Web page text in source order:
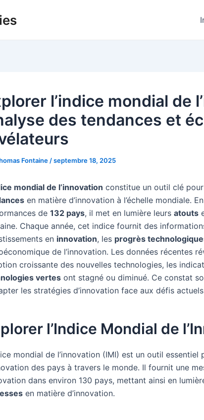
l’indice mondial de
des tendances et
Fontaine /septembre 18, 2025
mondial de l’innovation constitue un outil clé
en matière d’innovation à l’échelle mondiale.
de 132 pays, il met en lumière leurs atouts
Chaque année, cet indice fournit des
en innovation, les progrès
de l’innovation. Les données récentes
croissante des nouvelles technologies, les
vertes ont stagné ou diminué. Ce constat
les stratégies d’innovation face aux défis
l’Indice Mondial de
mondial de l’innovation (IMI) est un outil
des pays à travers le monde. Il fournit une
dans environ 130 pays, mettant ainsi en
en matière d’innovation.